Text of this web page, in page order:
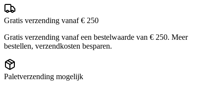
Gratis verzending vanaf € 250
Gratis verzending vanaf een bestelwaarde van € 250. Meer
bestellen, verzendkosten besparen.
Paletverzending mogelijk